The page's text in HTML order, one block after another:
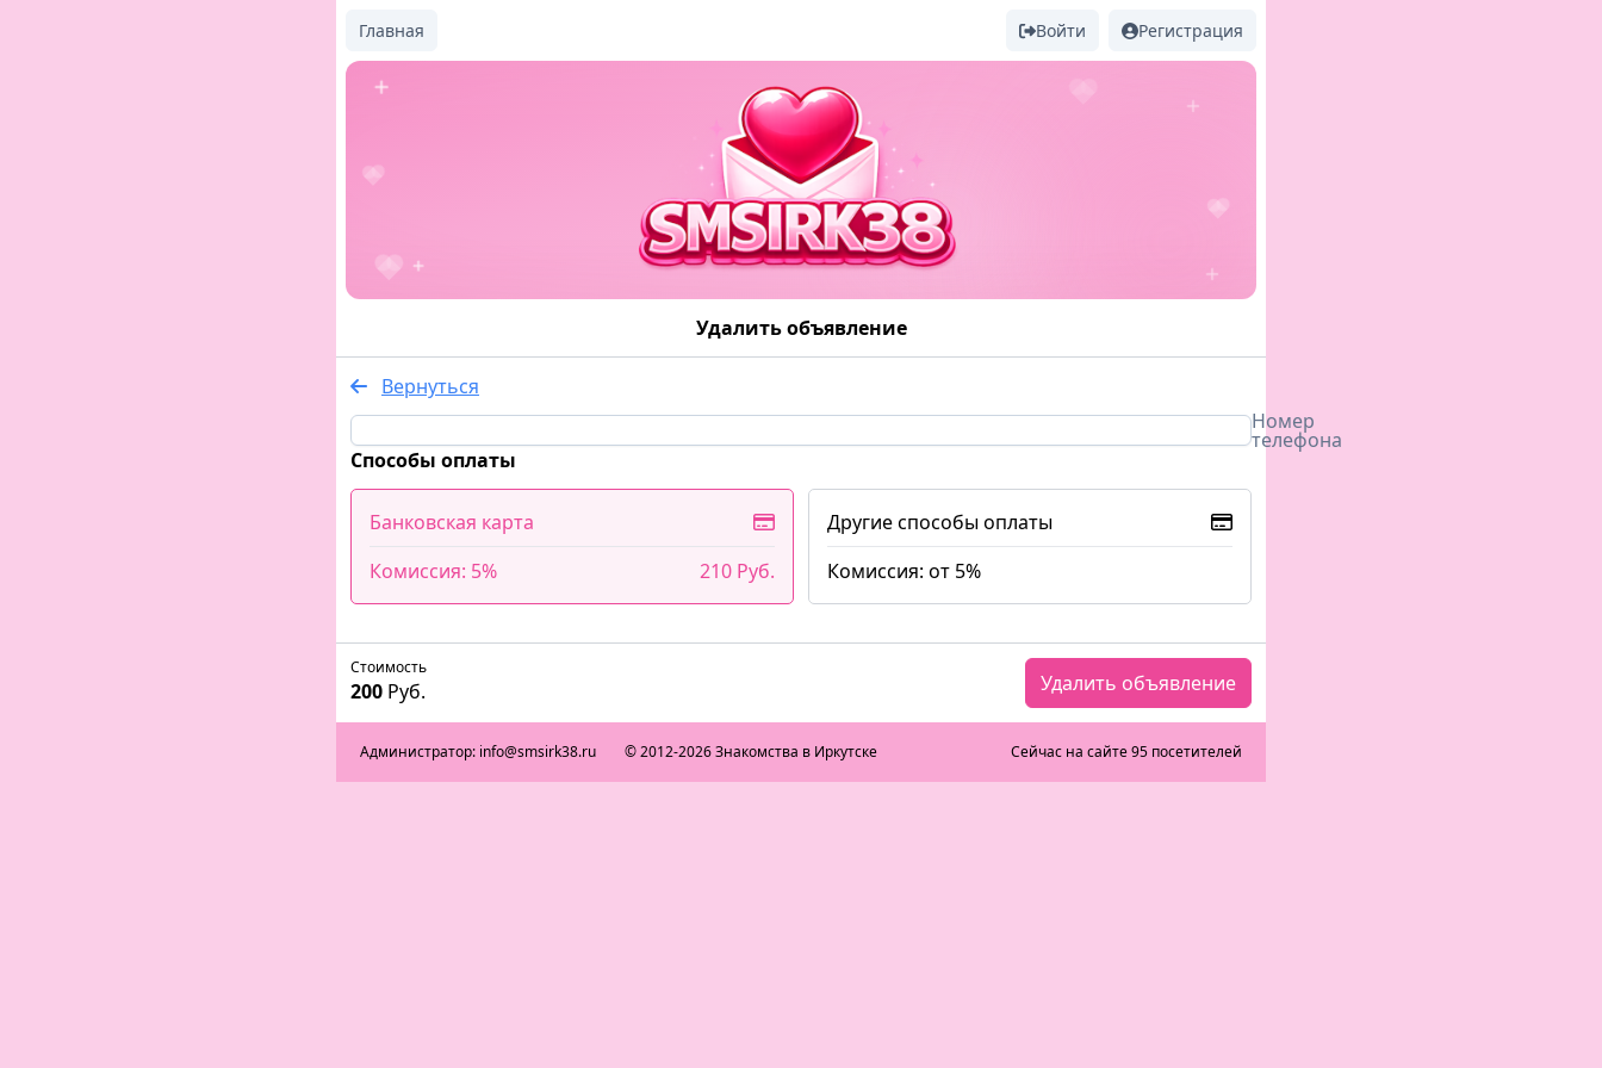
Главная Войти Регистрация
Удалить объявление
Вернуться
Номер
телефона
Способы оплаты
Банковская карта
Комиссия: 5%
210 Руб.
Другие способы оплаты
Комиссия: от 5%
Стоимость
200 Руб. Удалить объявление
Администратор: info@smsirk38.ru © 2012-2026 Знакомства в Иркутске Сейчас на сайте 95 посетителей